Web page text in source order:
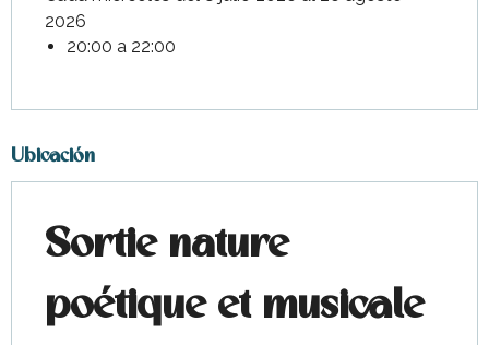
2026
20:00 a 22:00
Ubicación
Sortie nature
poétique et musicale